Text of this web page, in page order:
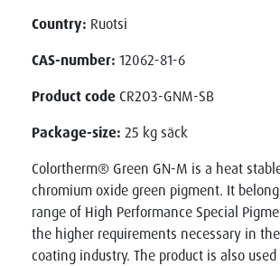
Country: Ruotsi
CAS-number: 12062-81-6
Product code CR2O3-GNM-SB
Package-size: 25 kg säck
Colortherm® Green GN-M is a heat
chromium oxide green pigment. It
range of High Performance Special
the higher requirements necessary in
coating industry. The product is also